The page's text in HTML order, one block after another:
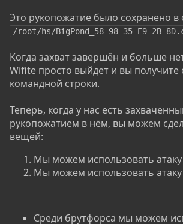
Это рукопожатие было сохранено в
/root/hs/BigPond_58-98-35-E9-2B-
Когда захват завершён и больше
Wifite просто выйдет и вы получите
командной строки.
Теперь, когда у нас есть
рукопожатием в нём, вы можем
вещей:
Мы можем использовать
Мы можем использовать атаку
Среди брутфорса мы можем